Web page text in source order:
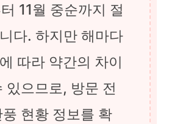
11월 중순까지 절
다. 하지만 해마다
따라 약간의 차이
있으므로, 방문 전
현황 정보를 확